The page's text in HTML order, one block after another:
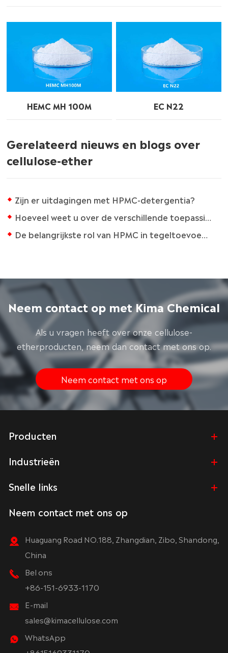
HEMC MH 100M EC N22
Gerelateerd nieuws en blogs over
cellulose-ether
Zijn er uitdagingen met HPMC-detergentia?
Hoeveel weet u over de verschillende toepassingen van cellulose en zijn derivaten?
De belangrijkste rol van HPMC in tegeltoevoegingen
Neem contact op met Kima Chemical
Als u vragen heeft over onze cellulose-
etherproducten, neem dan contact met ons op.
Neem contact met ons op
Producten
Industrieën
Snelle links
Neem contact met ons op
Huaguang Road NO.188, Zhangdian, Zibo, Shandong,
China
Bel ons
+86-151-6933-1170
E-mail
sales@kimacellulose.com
WhatsApp